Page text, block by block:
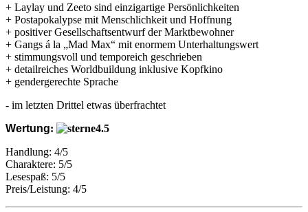
+ Laylay und Zeeto sind einzigartige Persönlichkeiten
+ Postapokalypse mit Menschlichkeit und Hoffnung
+ positiver Gesellschaftsentwurf der Marktbewohner
+ Gangs á la „Mad Max“ mit enormem Unterhaltungswert
+ stimmungsvoll und temporeich geschrieben
+ detailreiches Worldbuildung inklusive Kopfkino
+ gendergerechte Sprache
- im letzten Drittel etwas überfrachtet
Wertung:
Handlung: 4/5
Charaktere: 5/5
Lesespaß: 5/5
Preis/Leistung: 4/5